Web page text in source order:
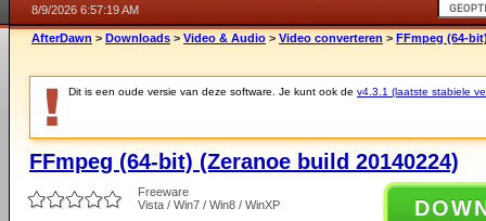
8/9/2026 6:57:19 AM
AfterDawn > Downloads > Video & Audio > Video converteren > FFmpeg (64-
Dit is een oude versie van deze software. Je kunt ook de v4.3.1 (laatste stabiele
FFmpeg (64-bit) (Zeranoe build 20140224)
Freeware
Vista / Win7 / Win8 / WinXP